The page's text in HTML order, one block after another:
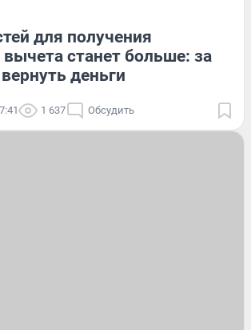
для получения
вычета станет больше: за
деньги
1 637 Обсудить